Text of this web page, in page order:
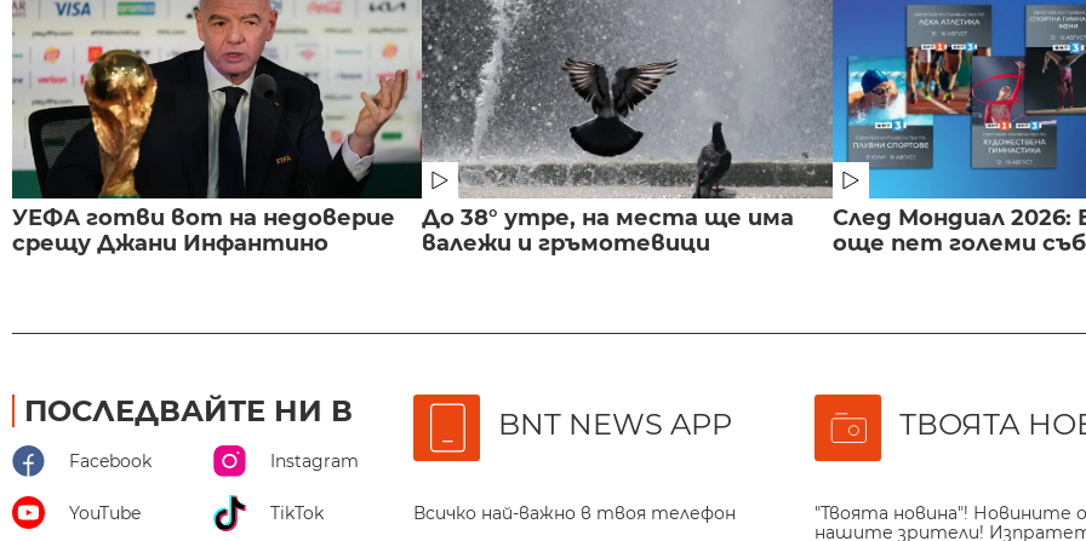
УЕФА готви вот на недоверие
срещу Джани Инфантино
До 38° утре, на места ще има
валежи и гръмотевици
След Мондиал 2026:
още пет големи
ПОСЛЕДВАЙТЕ НИ В
Facebook Instagram
YouTube TikTok
BNT NEWS APP
Всичко най-важно в твоя телефон
ТВОЯТА
"Твоята новина"! Новините
нашите зрители!